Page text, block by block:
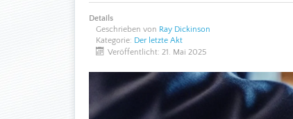
Details
Geschrieben von Ray Dickinson
Kategorie: Der letzte Akt
Veröffentlicht: 21. Mai 2025